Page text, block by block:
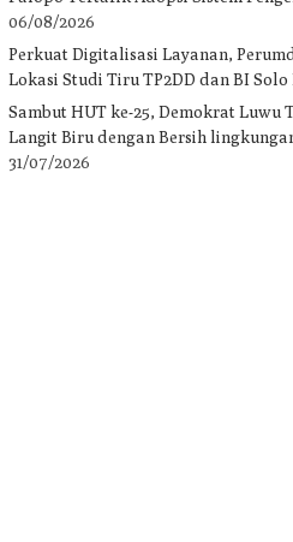
06/08/2026
Perkuat Digitalisasi Layanan,
Lokasi Studi Tiru TP2DD dan BI Solo
Sambut HUT ke-25, Demokrat Luwu
Langit Biru dengan Bersih
31/07/2026